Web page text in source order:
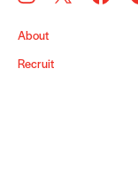
About
Recruit